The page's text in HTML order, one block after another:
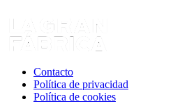
Contacto
Política de privacidad
Política de cookies